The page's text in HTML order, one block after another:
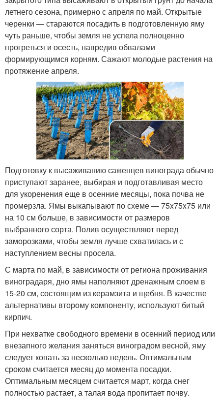
летнего сезона, примерно с апреля по май. Открытые
черенки — стараются посадить в подготовленную яму
чуть раньше, чтобы земля не успела полноценно
прогреться и осесть, навредив обвалами
формирующимся корням. Сажают молодые растения на
протяжение апреля.
Подготовку к высаживанию саженцев винограда обычно
приступают заранее, выбирая и подготавливая место
для укоренения еще в осенние месяцы, пока почва не
промерзла. Ямы выкапывают по схеме — 75x75x75 или
на 10 см больше, в зависимости от размеров
выбранного сорта. Полив осуществляют перед
заморозками, чтобы земля лучше схватилась и с
наступлением весны просела.
С марта по май, в зависимости от региона проживания
виноградаря, дно ямы наполняют дренажным слоем в
15-20 см, состоящим из керамзита и щебня. В качестве
альтернативы второму компоненту, используют битый
кирпич.
При нехватке свободного времени в осенний период или
внезапного желания заняться виноградом весной, яму
следует копать за несколько недель. Оптимальным
сроком считается месяц до момента посадки.
Оптимальным месяцем считается март, когда снег
полностью растает, а талая вода пропитает почву.